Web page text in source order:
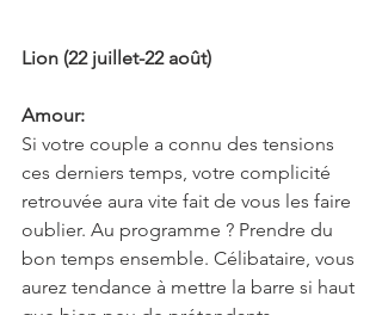
Lion (22 juillet-22 août)
Amour:
Si votre couple a connu des tensions
ces derniers temps, votre complicité
retrouvée aura vite fait de vous les faire
oublier. Au programme ? Prendre du
bon temps ensemble. Célibataire, vous
aurez tendance à mettre la barre si haut